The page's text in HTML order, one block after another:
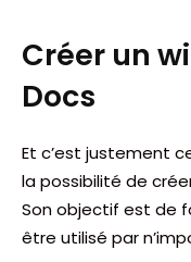
Créer un
Docs
Et c’est justement
la possibilité de
Son objectif est de
être utilisé par